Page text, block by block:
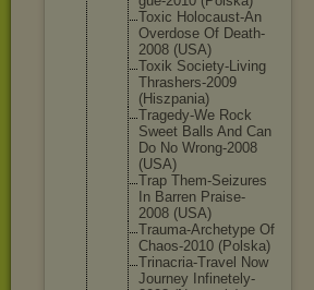
Toxic Holocaust-An
Overdose Of Death-
2008 (USA)
Toxik Society-Living
Thrashers-2009
(Hiszpania)
Tragedy-We Rock
Sweet Balls And Can
Do No Wrong-2008
(USA)
Trap Them-Seizures
In Barren Praise-
2008 (USA)
Trauma-Archetype Of
Chaos-2010 (Polska)
Trinacria-Travel Now
Journey Infinetely-